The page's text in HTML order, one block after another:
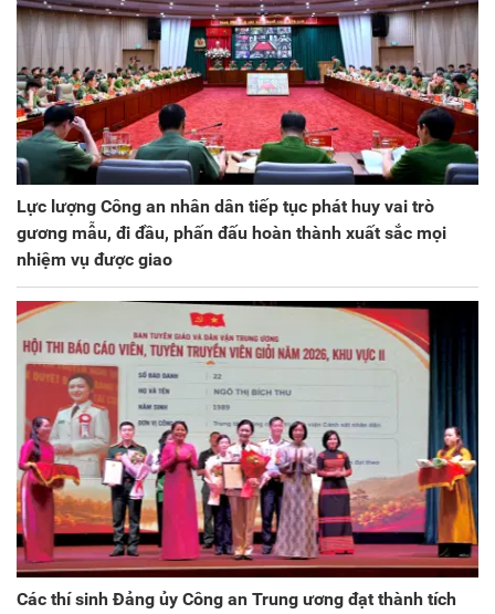
Lực lượng Công an nhân dân tiếp tục phát huy vai trò
gương mẫu, đi đầu, phấn đấu hoàn thành xuất sắc mọi
nhiệm vụ được giao
Các thí sinh Đảng ủy Công an Trung ương đạt thành tích